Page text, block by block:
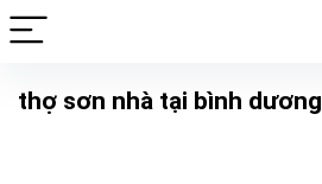
thợ sơn nhà tại bình dương